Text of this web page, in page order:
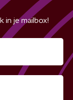
in je mailbox!